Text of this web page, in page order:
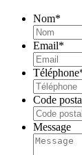
Nom*
Email*
Téléphone
Code
Message